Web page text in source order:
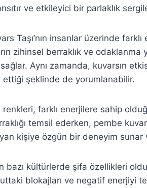
ve etkileyici bir parlaklık
Taşı’nın insanlar üzerinde farklı
zihinsel berraklık ve odaklanma
Aynı zamanda, kuvarsın
şeklinde de yorumlanabilir.
renkleri, farklı enerjilere sahip
temsil ederken, pembe
kişiye özgün bir deneyim
bazı kültürlerde şifa özellikleri
blokajları ve negatif enerjiyi